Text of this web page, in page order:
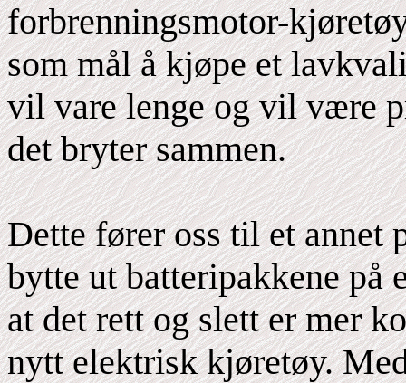
forbrenningsmotor-
som mål å kjøpe et
vil vare lenge og vil være
det bryter sammen.
Dette fører oss til et annet
bytte ut batteripakkene på
at det rett og slett er mer
nytt elektrisk kjøretøy.